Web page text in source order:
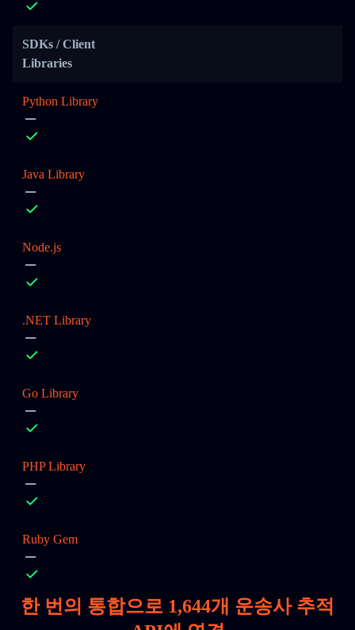
SDKs / Client
Libraries
Python Library
Java Library
Node.js
.NET Library
Go Library
PHP Library
Ruby Gem
한 번의 통합으로 1,644개 운송사 추적